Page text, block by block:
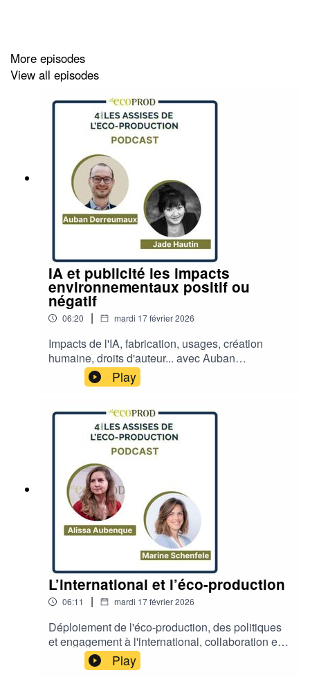
More episodes
View all episodes
IA et publicité les impacts
environnementaux positif ou
négatif
06:20 | mardi 17 février 2026
Impacts de l'IA, fabrication, usages, création
humaine, droits d'auteur... avec Auban
Derreumaux, Membre du CA de Green IT et Co-
auteur du rapport Impacts environnementaux et
Hautin, Productrice exécutive chez Frog Box et
ambassadrice du collectif Creative MachineMerci
à Romane Graffin, Nathan Collombet et Milan
Kerecki de l’ESRA qui ont réalisé la prise de son
et le montage.
Play
L’international et l’éco-production
06:11 | mardi 17 février 2026
Déploiement de l'éco-production, des politiques
et engagement à l'international, collaboration et
partage d'expérience à travers les frontières, co-
productions avec Alissa Aubenque, Directrice
Play